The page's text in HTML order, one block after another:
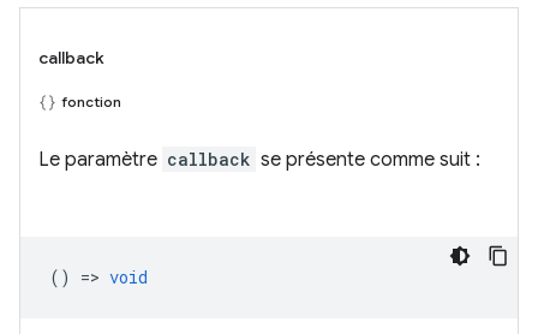
callback
fonction
Le paramètre callback se présente comme suit :
() => void